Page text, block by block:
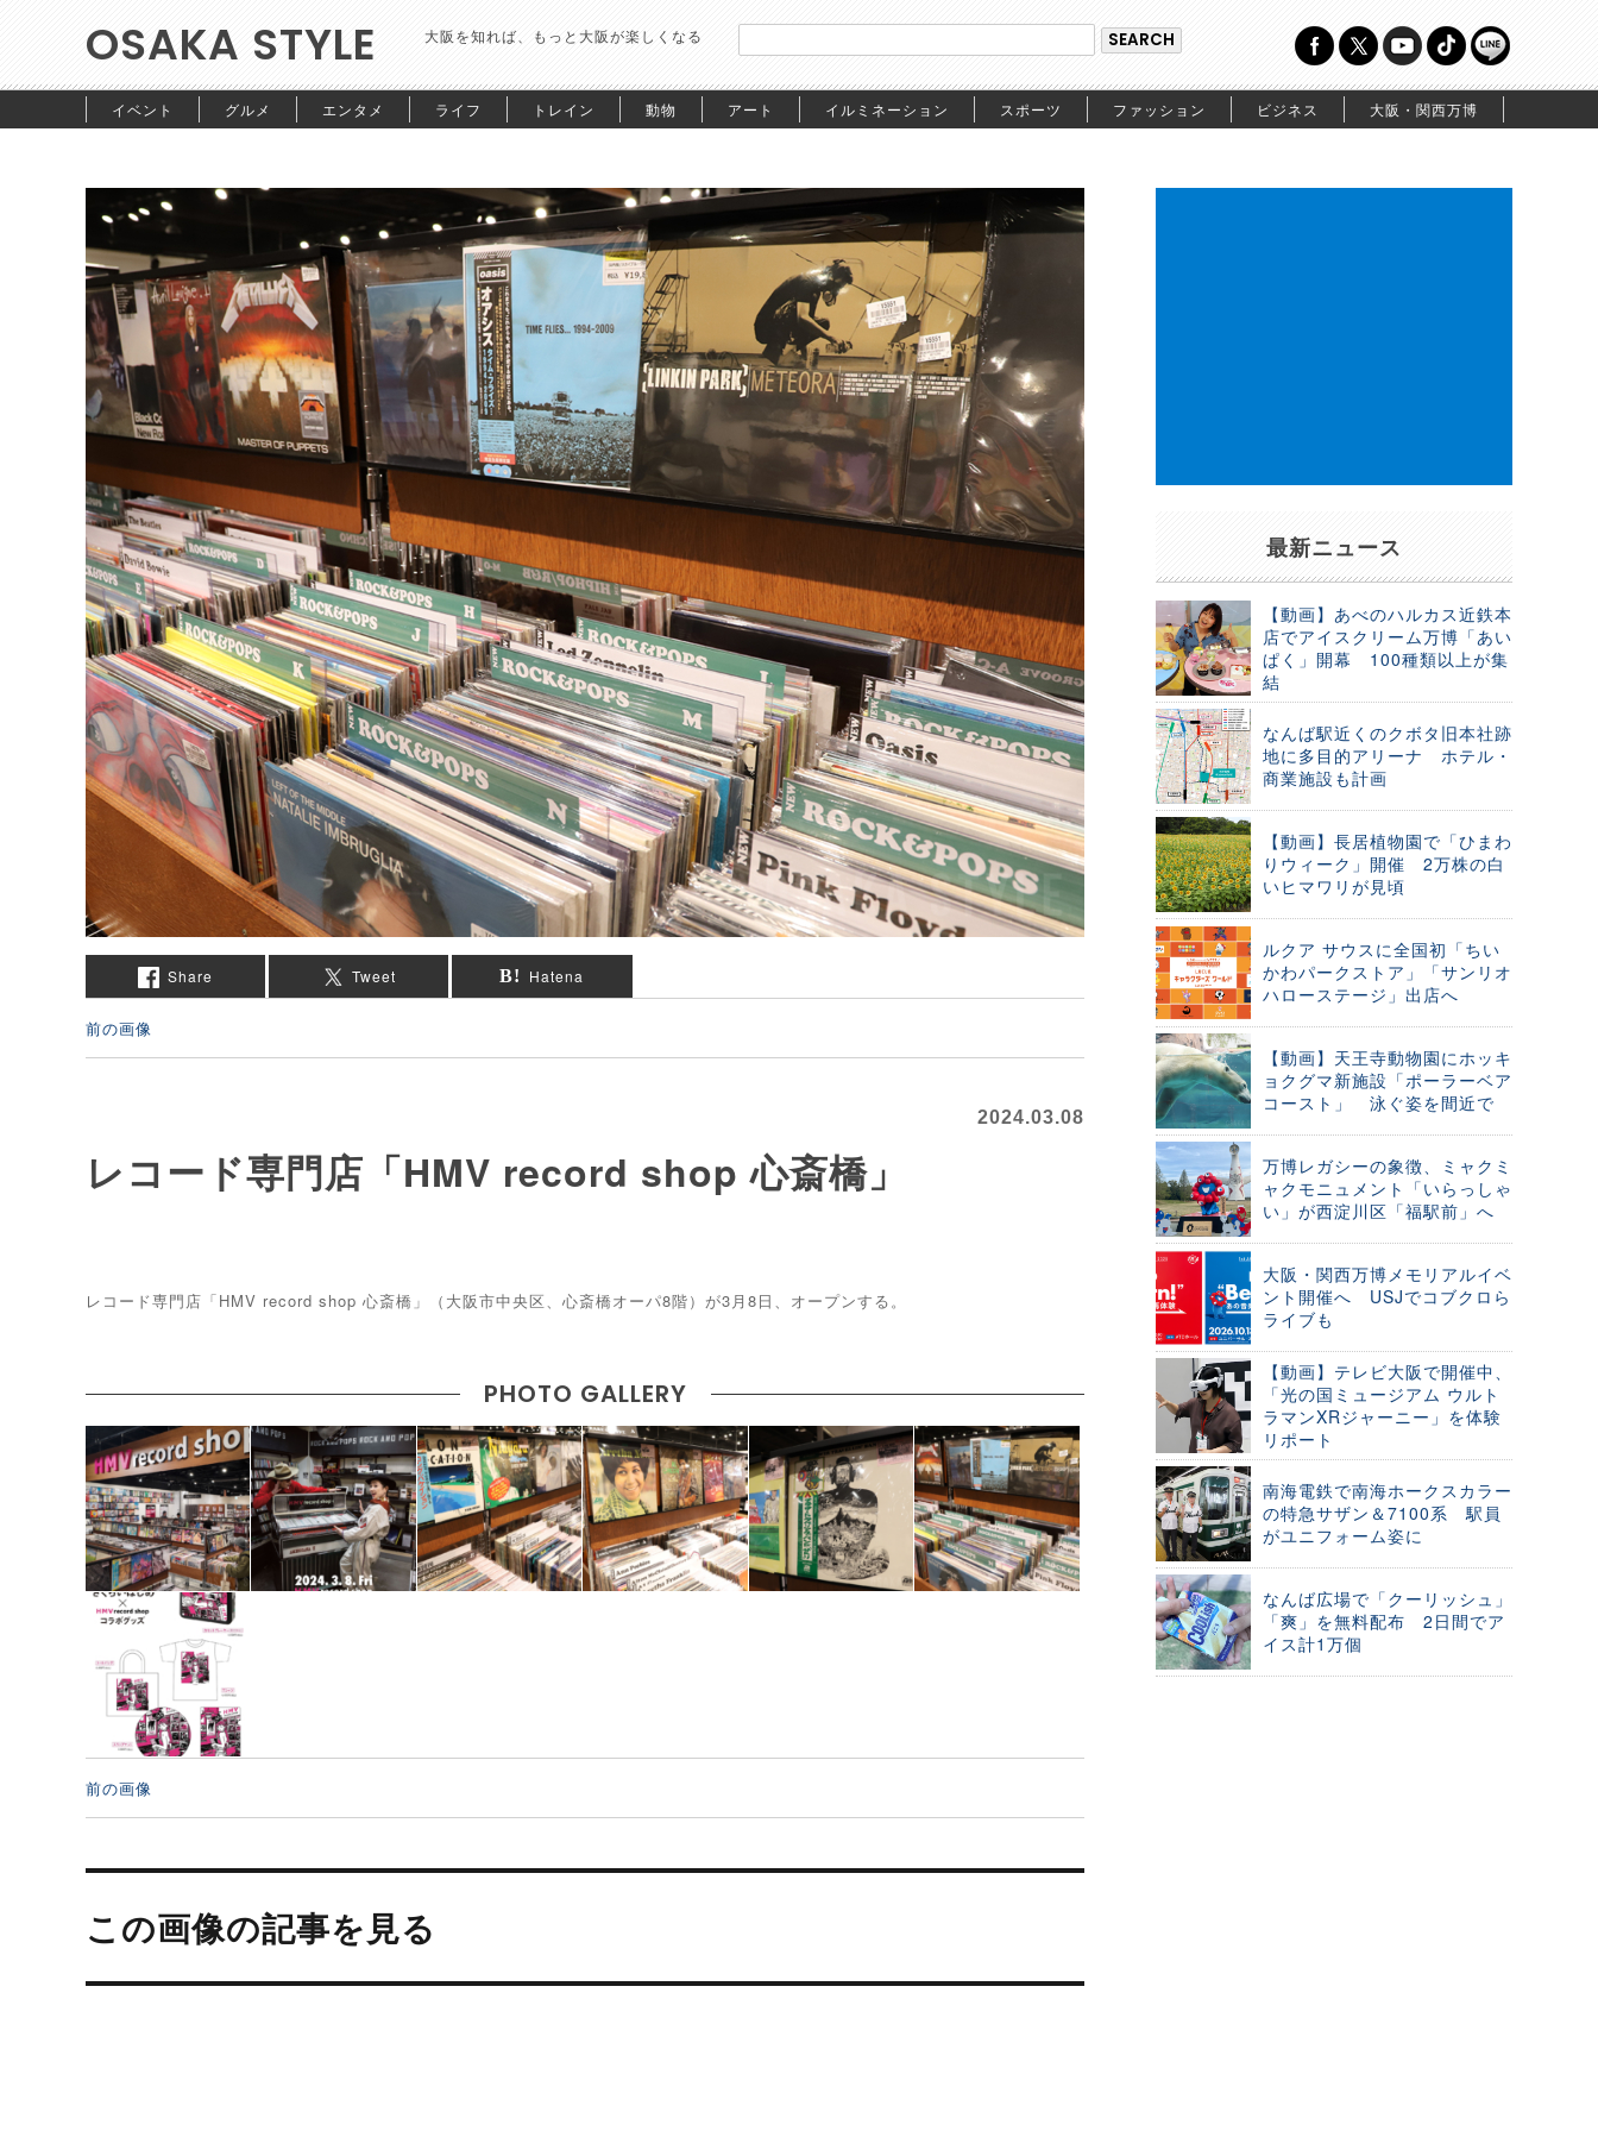
OSAKA STYLE 大阪を知れば、もっと大阪が楽しくなる
イベント グルメ エンタメ ライフ トレイン 動物 アート イルミネーション スポーツ ファッション ビジネス 大阪・関西万博
Share Tweet Hatena
前の画像
2024.03.08
レコード専門店「HMV record shop 心斎橋」
レコード専門店「HMV record shop 心斎橋」（大阪市中央区、心斎橋オーパ8階）が3月8日、オープンする。
PHOTO GALLERY
前の画像
投
ナ
ビ
ー
この画像の記事を見る
最新ニュース
【動画】あべのハルカス近鉄本
店でアイスクリーム万博「あい
ぱく」開幕 100種類以上が集
結
なんば駅近くのクボタ旧本社跡
地に多目的アリーナ ホテル・
商業施設も計画
【動画】長居植物園で「ひまわ
りウィーク」開催 2万株の白
いヒマワリが見頃
ルクア サウスに全国初「ちい
かわパークストア」「サンリオ
ハローステージ」出店へ
【動画】天王寺動物園にホッキ
ョクグマ新施設「ポーラーベア
コースト」 泳ぐ姿を間近で
万博レガシーの象徴、ミャクミ
ャクモニュメント「いらっしゃ
い」が西淀川区「福駅前」へ
大阪・関西万博メモリアルイベ
ント開催へ USJでコブクロら
ライブも
【動画】テレビ大阪で開催中、
「光の国ミュージアム ウルト
ラマンXRジャーニー」を体験
リポート
南海電鉄で南海ホークスカラー
の特急サザン＆7100系 駅員
がユニフォーム姿に
なんば広場で「クーリッシュ」
「爽」を無料配布 2日間でア
イス計1万個